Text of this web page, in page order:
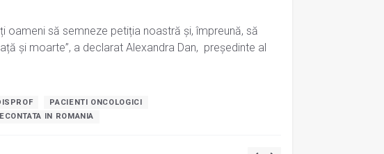
oameni să semneze petiția noastră și, împreună, să
și moarte”, a declarat Alexandra Dan, președinte al
PACIENTI ONCOLOGICI
IN ROMANIA